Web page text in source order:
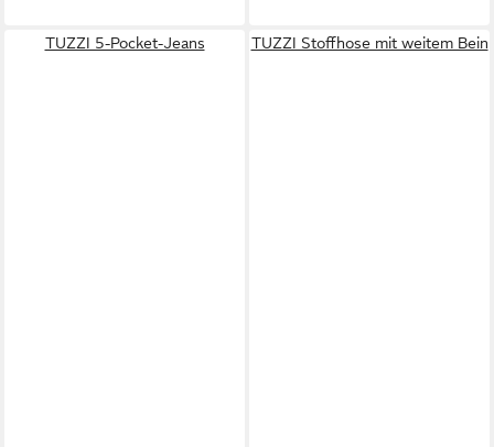
TUZZI 5-Pocket-Jeans TUZZI Stoffhose mit weitem Bein